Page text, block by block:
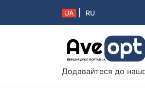
UA RU
Aveopt – оптова
Додавайтеся до